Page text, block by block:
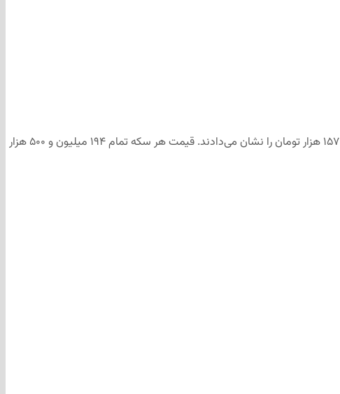
امروز در ایران تعطیل رسمی بود و صرافی‌ها نیز فعالیت چندانی نداشتند. قیمت هر دلار آمریکا در وب‌سایت‌های اعلام قیمت ارز در ایران، رقم ۱۵۷ هزار تومان را نشان می‌دادند. قیمت هر سکه تمام ۱۹۴ میلیون و ۵۰۰ هزار